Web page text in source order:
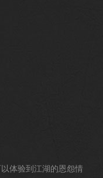
体验到江湖的恩怨情